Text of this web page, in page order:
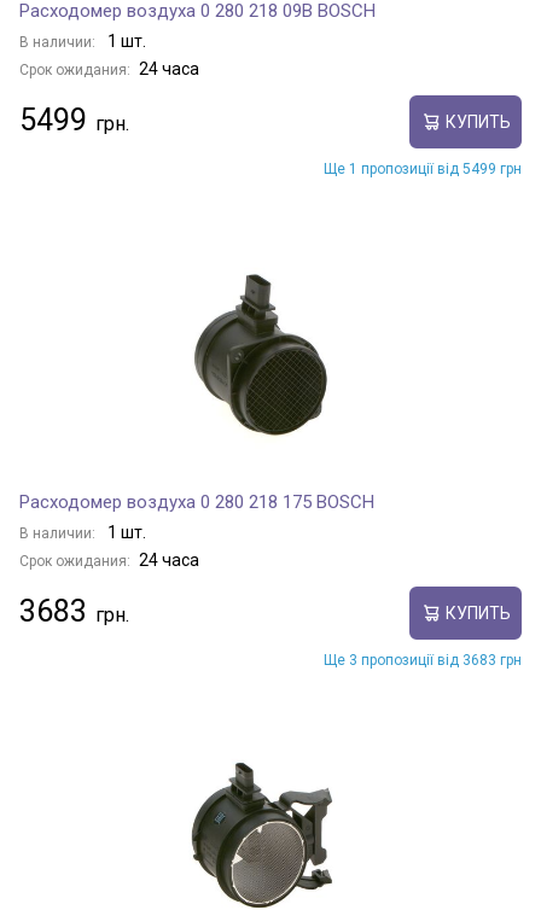
Расходомер воздуха 0 280 218 09B BOSCH
В наличии: 1 шт.
Срок ожидания: 24 часа
5499 КУПИТЬ
Ще 1 пропозиції від 5499 грн
Расходомер воздуха 0 280 218 175 BOSCH
В наличии: 1 шт.
Срок ожидания: 24 часа
3683 КУПИТЬ
Ще 3 пропозиції від 3683 грн